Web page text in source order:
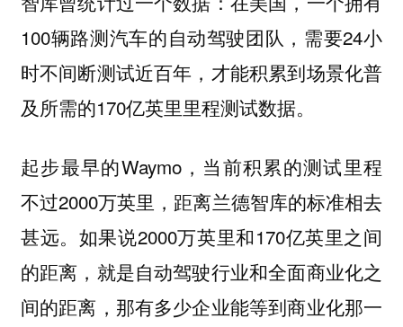
100辆路测汽车的自动驾驶团队，需要24小
时不间断测试近百年，才能积累到场景化普
及所需的170亿英里里程测试数据。
起步最早的Waymo，当前积累的测试里程
不过2000万英里，距离兰德智库的标准相去
甚远。如果说2000万英里和170亿英里之间
的距离，就是自动驾驶行业和全面商业化之
间的距离，那有多少企业能等到商业化那一